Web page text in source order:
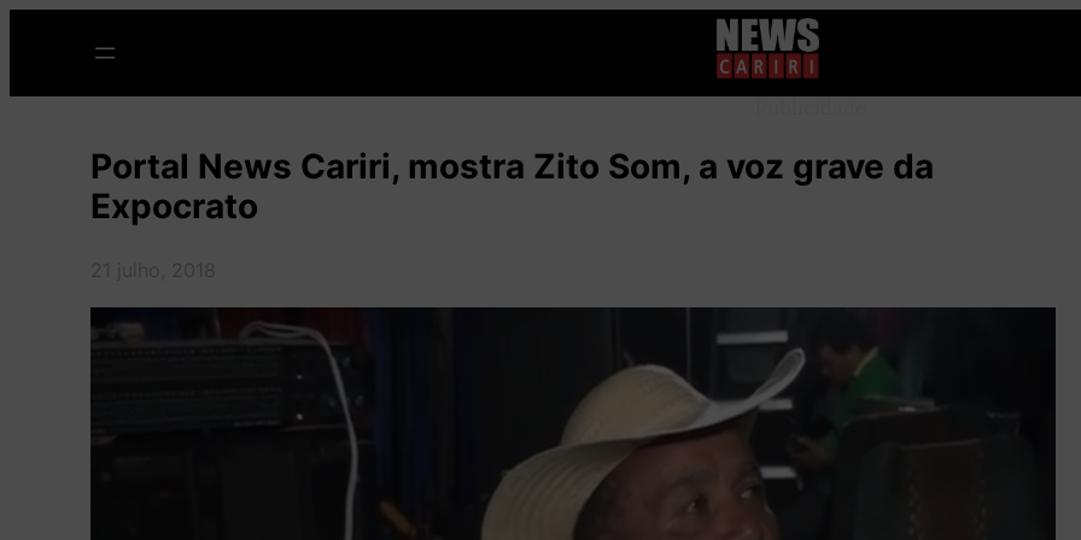
o
Portal News Cariri, mostra Zito Som, a voz grave da
Expocrato
21 julho, 2018